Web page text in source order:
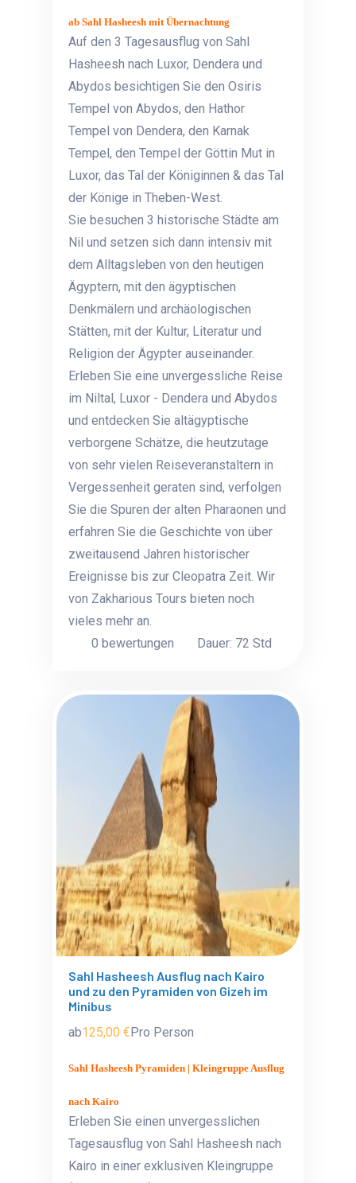
ab Sahl Hasheesh mit Übernachtung
Auf den 3 Tagesausflug von Sahl
Hasheesh nach Luxor, Dendera und
Abydos besichtigen Sie den Osiris
Tempel von Abydos, den Hathor
Tempel von Dendera, den Karnak
Tempel, den Tempel der Göttin Mut in
Luxor, das Tal der Königinnen & das Tal
der Könige in Theben-West.
Sie besuchen 3 historische Städte am
Nil und setzen sich dann intensiv mit
dem Alltagsleben von den heutigen
Ägyptern, mit den ägyptischen
Denkmälern und archäologischen
Stätten, mit der Kultur, Literatur und
Religion der Ägypter auseinander.
Erleben Sie eine unvergessliche Reise
im Niltal, Luxor - Dendera und Abydos
und entdecken Sie altägyptische
verborgene Schätze, die heutzutage
von sehr vielen Reiseveranstaltern in
Vergessenheit geraten sind, verfolgen
Sie die Spuren der alten Pharaonen und
erfahren Sie die Geschichte von über
zweitausend Jahren historischer
Ereignisse bis zur Cleopatra Zeit. Wir
von Zakharious Tours bieten noch
vieles mehr an.
0 bewertungen
Dauer: 72 Std
Sahl Hasheesh Ausflug nach Kairo
und zu den Pyramiden von Gizeh im
Minibus
ab125,00 €Pro Person
Sahl Hasheesh Pyramiden | Kleingruppe Ausflug
nach Kairo
Erleben Sie einen unvergesslichen
Tagesausflug von Sahl Hasheesh nach
Kairo in einer exklusiven Kleingruppe